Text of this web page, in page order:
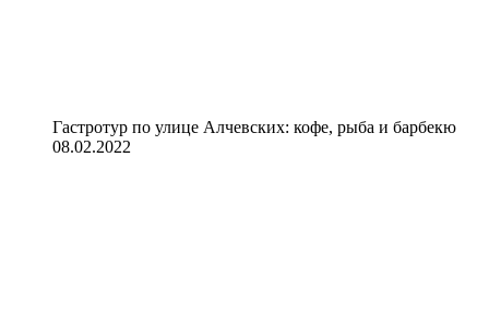
Гастротур по улице Алчевских: кофе, рыба и барбекю
08.02.2022